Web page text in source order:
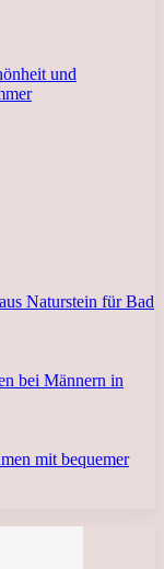
und
Naturstein für Bad
bei Männern in
mit bequemer